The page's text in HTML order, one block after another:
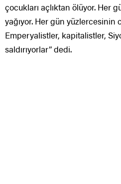
çocukları açlıktan ölüyor. Her
yağıyor. Her gün yüzlercesinin
Emperyalistler, kapitalistler,
saldırıyorlar” dedi.